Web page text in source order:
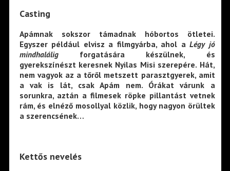
Casting
Apámnak sokszor támadnak hóbortos ötletei.
Egyszer például elvisz a filmgyárba, ahol aLégy jó
mindhaláligforgatására készülnek, és
gyerekszínészt keresnek Nyilas Misi szerepére. Hát,
nem vagyok az a tőről metszett parasztgyerek, amit
a vak is lát, csak Apám nem. Órákat várunk a
sorunkra, aztán a filmesek röpke pillantást vetnek
rám, és elnéző mosollyal közlik, hogy nagyon örültek
a szerencsének…
Kettős nevelés